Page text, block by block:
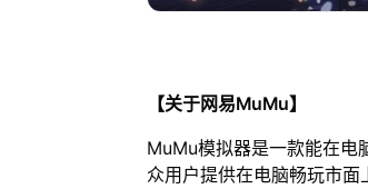
【关于网易MuMu】
MuMu模拟器是一款能在电
众用户提供在电脑畅玩市